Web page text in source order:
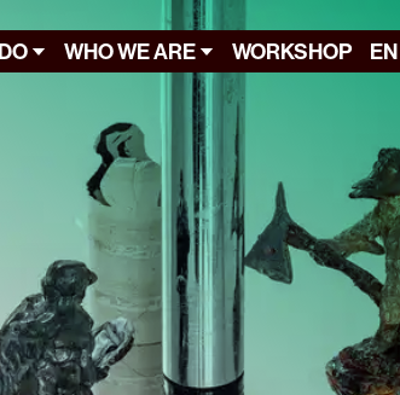
WHO WE ARE WORKSHOP EN